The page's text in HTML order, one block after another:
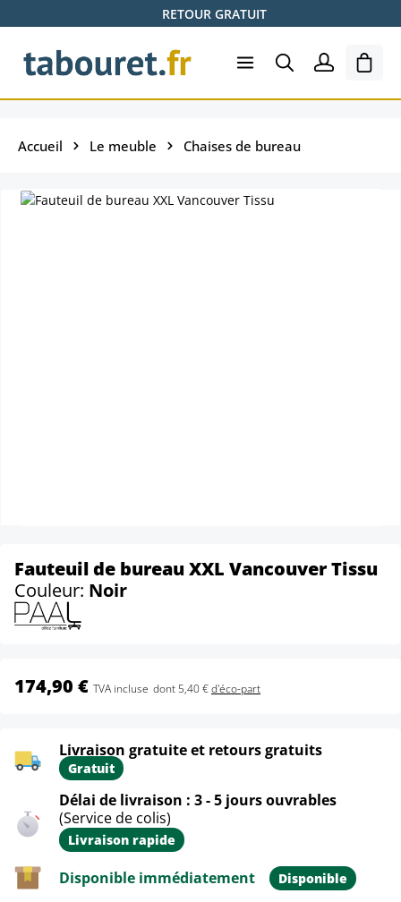
Passer au contenu principalRETOUR GRATUIT
Le
Accueil Le meuble Chaises de bureau
Fauteuil de bureau XXL Vancouver Tissu
Couleur: Noir
174,90 € TVA incluse dont 5,40 €d'éco-part
Livraison gratuite et retours gratuits
Gratuit
Délai de livraison : 3 - 5 jours ouvrables
(Service de colis)
Livraison rapide
Disponible immédiatement Disponible